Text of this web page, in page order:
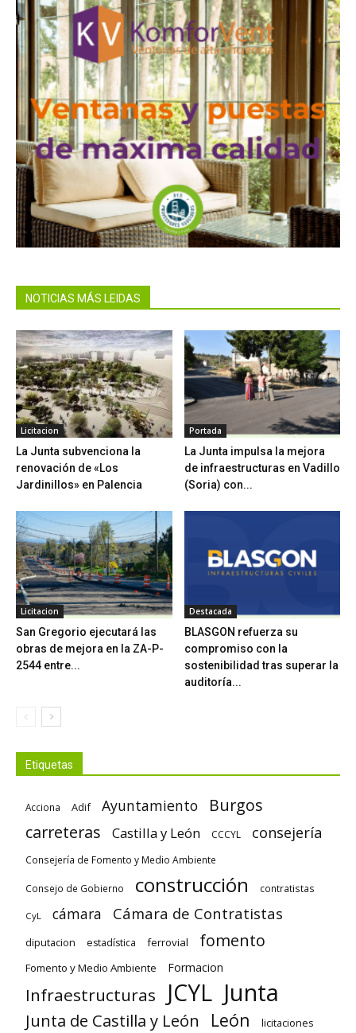
NOTICIAS MÁS LEIDAS
Licitacion
La Junta subvenciona la
renovación de «Los
Jardinillos» en Palencia
Portada
La Junta impulsa la mejora
de infraestructuras en Vadillo
(Soria) con...
Licitacion
San Gregorio ejecutará las
obras de mejora en la ZA-P-
2544 entre...
Destacada
BLASGON refuerza su
compromiso con la
sostenibilidad tras superar la
auditoría...
Etiquetas
Acciona Adif Ayuntamiento
Burgos
carreteras
Castilla y León CCCYL consejería
Consejería de Fomento y Medio Ambiente
Consejo de Gobierno construcción contratistas
CyL cámara Cámara de Contratistas
diputacion estadística ferrovial fomento
Fomento y Medio Ambiente Formacion
Infraestructuras JCYL Junta
Junta de Castilla y León León licitaciones